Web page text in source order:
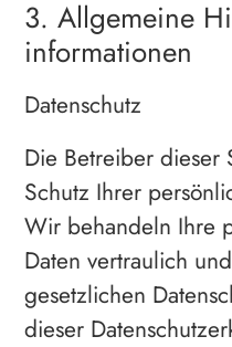
3. Allgemeine
informationen
Datenschutz
Die Betreiber dieser
Schutz Ihrer
Wir behandeln Ihre
Daten vertraulich
gesetzlichen
dieser